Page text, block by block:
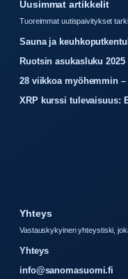
Uusimmat artikkelit
Tuoreimmat uutispaivitykset
Sauna ja
Ruotsin asukasluku
28 viikkoa myöhemmin
XRP kurssi tulevaisuus:
Yhteys
Vastauskykyinen yhteystiski,
Yhteys
info@sanomasuomi.fi